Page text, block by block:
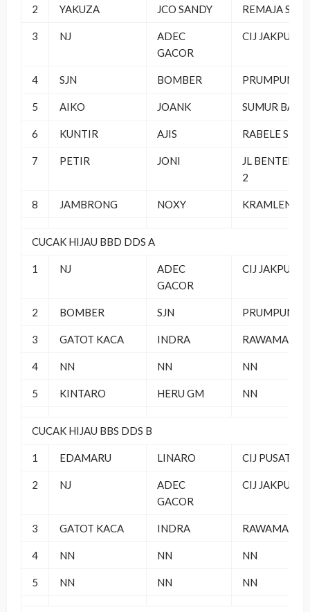
2 YAKUZA JCO SANDY REMAJA SF
3 NJ
ADEC
GACOR
CIJ JAKPUS
4 SJN BOMBER PRUMPUNG
5 AIKO JOANK SUMUR BATU
6 KUNTIR AJIS RABELE SF
7 PETIR JONI
JL
2
8 JAMBRONG NOXY KRAMLEN I
CUCAK HIJAU BBD DDS A
1 NJ
ADEC
GACOR
CIJ JAKPUS
2 BOMBER SJN PRUMPUNG
3 GATOT KACA INDRA
4 NN NN NN
5 KINTARO HERU GM NN
CUCAK HIJAU BBS DDS B
1 EDAMARU LINARO CIJ PUSAT
2 NJ
ADEC
GACOR
CIJ JAKPUS
3 GATOT KACA INDRA
4 NN NN NN
5 NN NN NN